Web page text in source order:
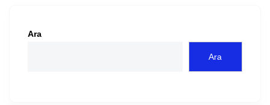
Ara
Ara